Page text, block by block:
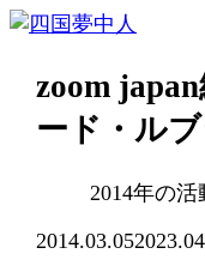
zoom
ード・ル
2014年の活
2014.03.05